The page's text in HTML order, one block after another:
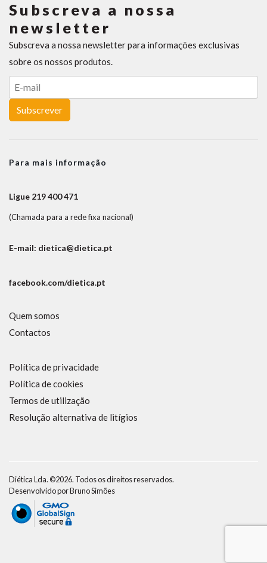
Subscreva a nossa
newsletter
Subscreva a nossa newsletter para informações exclusivas
sobre os nossos produtos.
Subscrever
Para mais informação
Ligue 219 400 471
(Chamada para a rede fixa nacional)
E-mail: dietica@dietica.pt
facebook.com/dietica.pt
Quem somos
Contactos
Política de privacidade
Política de cookies
Termos de utilização
Resolução alternativa de litígios
Diética Lda. ©2026. Todos os direitos reservados.
Desenvolvido porBruno Simões